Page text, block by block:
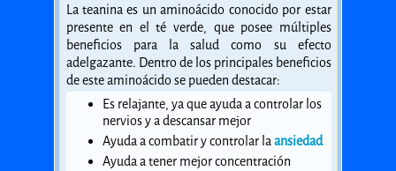
La teanina es un aminoácido conocido por estar
presente en el té verde, que posee múltiples
beneficios para la salud como su efecto
adelgazante. Dentro de los principales beneficios
de este aminoácido se pueden destacar:
Es relajante, ya que ayuda a controlar los
nervios y a descansar mejor
Ayuda a combatir y controlar laansiedad
Ayuda a tener mejor concentración